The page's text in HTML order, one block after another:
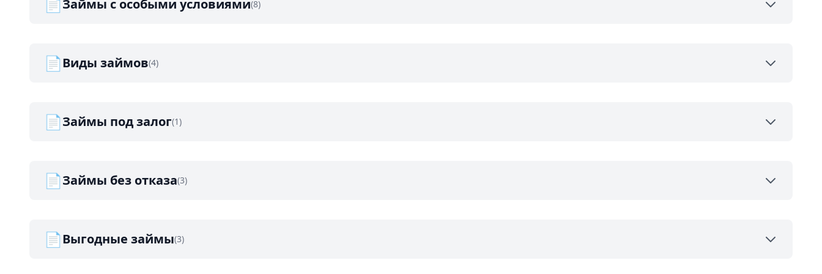
Займы с особыми условиями(8)
📄Виды займов(4)
📄Займы под залог(1)
📄Займы без отказа(3)
📄Выгодные займы(3)